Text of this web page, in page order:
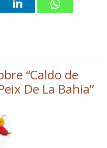
“Caldo de
De La Bahia”